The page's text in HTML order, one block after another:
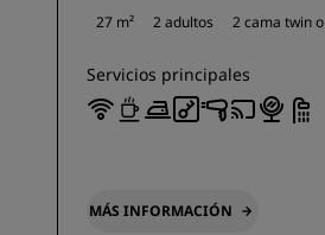
27 m² 2 adultos 2 cama twin o
Servicios principales
MÁS INFORMACIÓN